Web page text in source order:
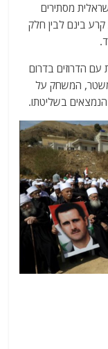
מסתירים
בינם לבין חלק
הדרוזים בדרום
למשטר, המשחק על
בשליטתו.